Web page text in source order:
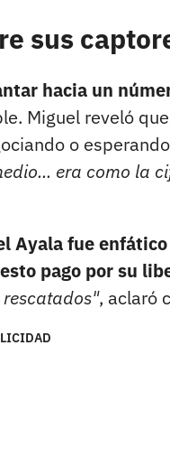
sus
hacia un
Miguel reveló
o
era como la
Ayala fue
pago por su
rescatados", aclaró